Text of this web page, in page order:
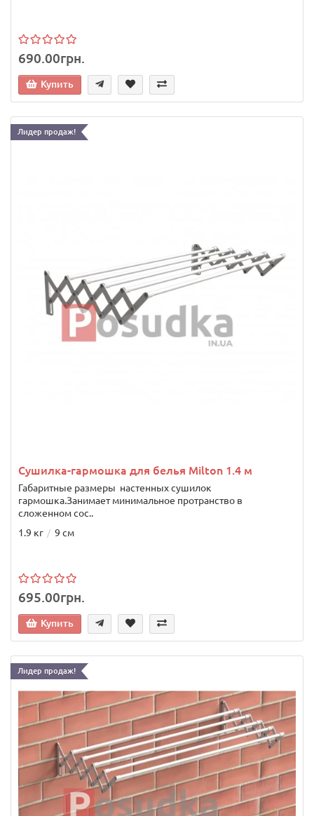
690.00грн.
Купить
Лидер продаж!
Сушилка-гармошка для белья Milton 1.4 м
Габаритные размеры настенных сушилок
гармошка.Занимает минимальное протранство в
сложенном сос..
1.9 кг
9 см
695.00грн.
Купить
Лидер продаж!